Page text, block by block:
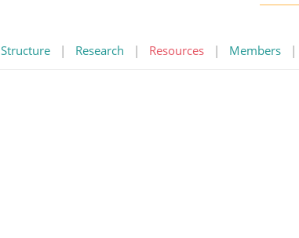
Structure | Research | Resources | Members |